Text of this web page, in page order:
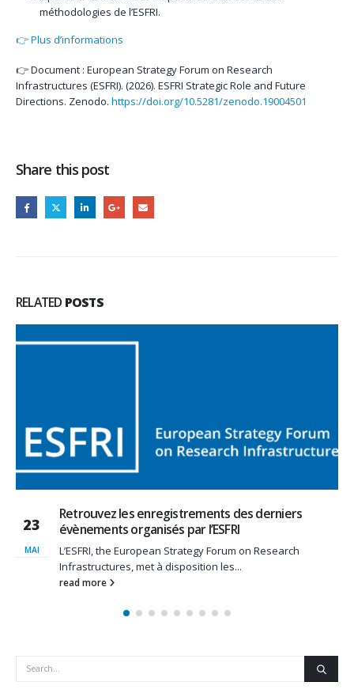
méthodologies de l’ESFRI.
👉 Plus d’informations
👉 Document : European Strategy Forum on Research
Infrastructures (ESFRI). (2026). ESFRI Strategic Role and Future
Directions. Zenodo. https://doi.org/10.5281/zenodo.19004501
Share this post
RELATED POSTS
Retrouvez les enregistrements des derniers
évènements organisés par l’ESFRI
L’ESFRI, the European Strategy Forum on Research
Infrastructures, met à disposition les...